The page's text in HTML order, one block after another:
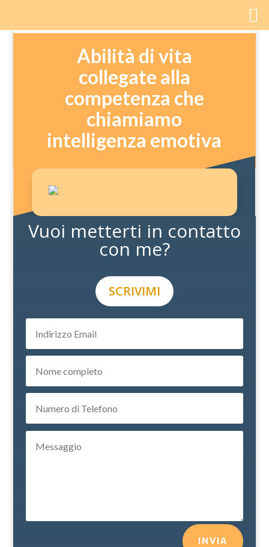
Abilità di vita
collegate alla
competenza che
chiamiamo
intelligenza emotiva
Vuoi metterti in contatto
con me?
SCRIVIMI
INVIA